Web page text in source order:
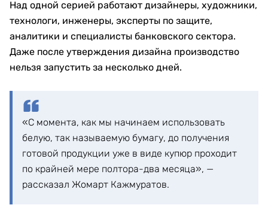
Над одной серией работают дизайнеры, художники,
технологи, инженеры, эксперты по защите,
аналитики и специалисты банковского сектора.
Даже после утверждения дизайна производство
нельзя запустить за несколько дней.
«С момента, как мы начинаем использовать
белую, так называемую бумагу, до получения
готовой продукции уже в виде купюр проходит
по крайней мере полтора-два месяца», —
рассказал Жомарт Кажмуратов.